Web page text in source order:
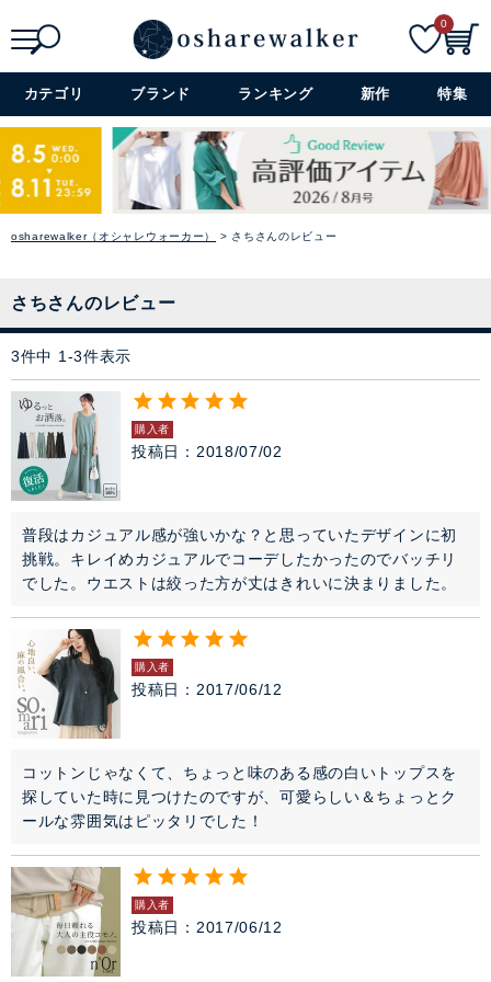
詳細検索+
0
カテゴリ ブランド ランキング 新作 特集
コーデセット・セットアイテム
シューズ
バッグ
アクセサリー
ファッション雑貨
セレモニー・オケージョン
アイテム特集
雑誌掲載アイテム
osharewalker（オシャレウォーカー） さちさんのレビュー
さちさんのレビュー
3件中 1 -3件表示
購入者
投稿日 2018/07/02
普段はカジュアル感が強いかな？と思っていたデザインに初
挑戦。キレイめカジュアルでコーデしたかったのでバッチリ
でした。ウエストは絞った方が丈はきれいに決まりました。
購入者
投稿日 2017/06/12
コットンじゃなくて、ちょっと味のある感の白いトップスを
探していた時に見つけたのですが、可愛らしい＆ちょっとク
ールな雰囲気はピッタリでした！
購入者
投稿日 2017/06/12